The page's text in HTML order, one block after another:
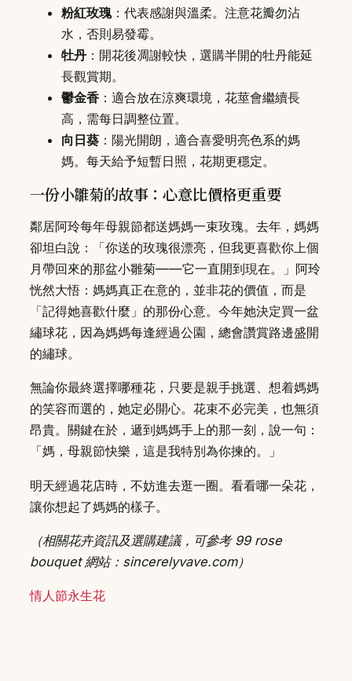
粉紅玫瑰：代表感謝與溫柔。注意花瓣勿沾
水，否則易發霉。
牡丹 ：開花後凋謝較快，選購半開的牡丹能延
長觀賞期。
鬱金香 ：適合放在涼爽環境，花莖會繼續長
高，需每日調整位置。
向日葵 ：陽光開朗，適合喜愛明亮色系的媽
媽。每天給予短暫日照，花期更穩定。
一份小雛菊的故事：心意比價格更重要
鄰居阿玲每年母親節都送媽媽一束玫瑰。去年，媽媽
卻坦白說：「你送的玫瑰很漂亮，但我更喜歡你上個
月帶回來的那盆小雛菊——它一直開到現在。」阿玲
恍然大悟：媽媽真正在意的，並非花的價值，而是
「記得她喜歡什麼」的那份心意。今年她決定買一盆
繡球花，因為媽媽每逢經過公園，總會讚賞路邊盛開
的繡球。
無論你最終選擇哪種花，只要是親手挑選、想着媽媽
的笑容而選的，她定必開心。花束不必完美，也無須
昂貴。關鍵在於，遞到媽媽手上的那一刻，說一句：
「媽，母親節快樂，這是我特別為你揀的。」
明天經過花店時，不妨進去逛一圈。看看哪一朵花，
讓你想起了媽媽的樣子。
（相關花卉資訊及選購建議，可參考 99 rose
bouquet 網站：sincerelyvave.com）
情人節永生花